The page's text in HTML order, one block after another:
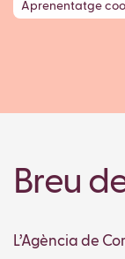
Aprenentatge
Breu
L’Agència de